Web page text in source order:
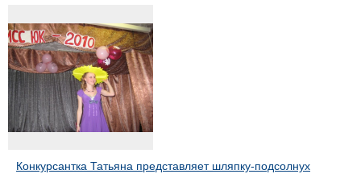
Конкурсантка Татьяна представляет шляпку-подсолнух